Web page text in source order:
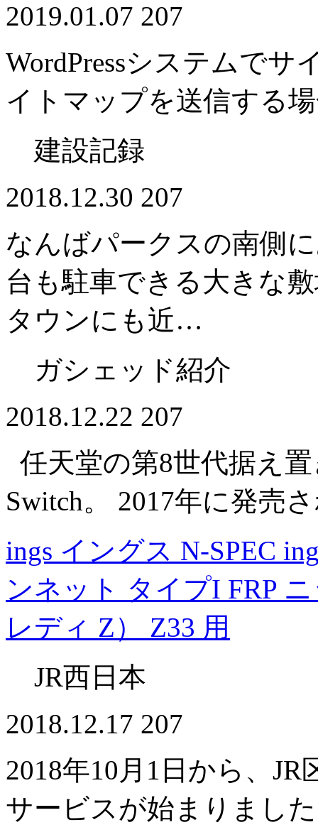
2019.01.07 207
WordPressシステムでサ
イトマップを送信する
建設記録
2018.12.30 207
なんばパークスの南側
台も駐車できる大きな
タウンにも近…
ガシェッド紹介
2018.12.22 207
任天堂の第8世代据え
Switch。 2017年に発売
ings イングス N-SPEC
ンネット タイプI FRP
レディ Z） Z33 用
JR西日本
2018.12.17 207
2018年10月1日から、
サービスが始まりまし